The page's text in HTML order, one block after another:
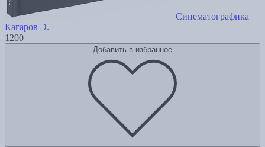
Синематографика
Кагаров Э.
1200
Добавить в избранное